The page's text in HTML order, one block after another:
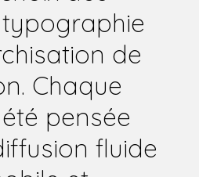
de
Chaque
pensée
fluide